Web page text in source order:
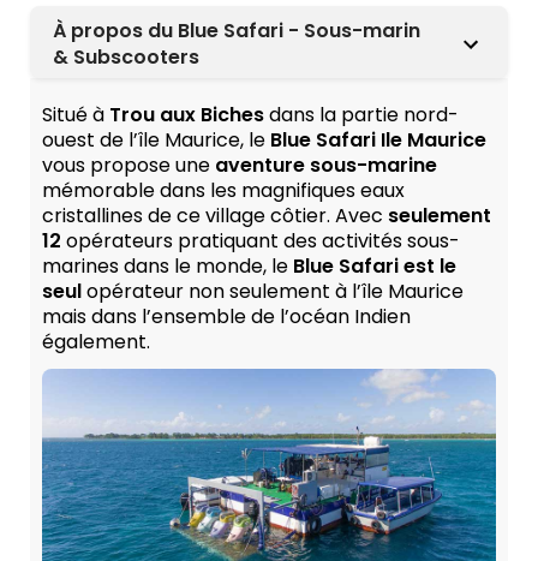
À propos du Blue Safari - Sous-marin
& Subscooters
Situé à Trou aux Bichesdans la partie nord-
ouest de l’île Maurice, le Blue Safari Ile Maurice
vous propose une aventure sous-marine
mémorable dans les magnifiques eaux
cristallines de ce village côtier. Avec seulement
12 opérateurs pratiquant des activités sous-
marines dans le monde, le Blue Safari est le
seulopérateur non seulement à l’île Maurice
mais dans l’ensemble de l’océan Indien
également.